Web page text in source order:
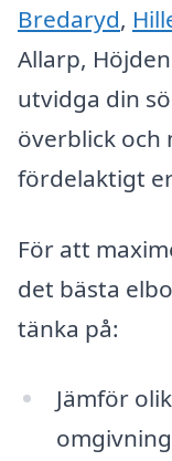
Bredaryd,
Allarp,
utvidga din
överblick
fördelaktigt
För att
det bästa
tänka på:
Jämför